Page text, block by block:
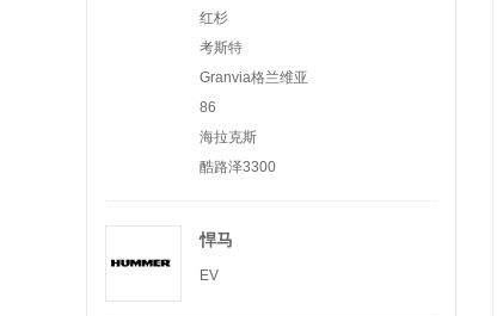
红杉
考斯特
Granvia格兰维亚
86
海拉克斯
酷路泽3300
悍马
EV